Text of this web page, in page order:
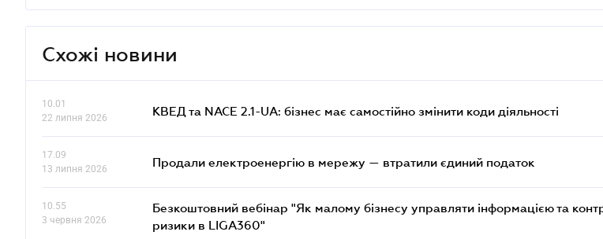
Схожі новини
10.01
22 липня 2026
КВЕД та NACE 2.1-UA: бізнес має самостійно змінити коди діяльності
17.09
13 липня 2026
Продали електроенергію в мережу — втратили єдиний податок
10.55
3 червня 2026
Безкоштовний вебінар "Як малому бізнесу управляти інформацією та
ризики в LIGA360"